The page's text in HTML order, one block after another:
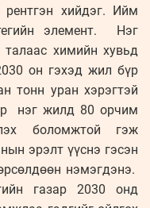
рентгэн хийдэг. Ийм
элемент. Нэг
талаас химийн хувьд
он гэхэд жил бүр
тонн уран хэрэгтэй
нэг жилд 80 орчим
боломжтой гэж
эрэлт үүснэ гэсэн
нэмэгдэнэ.
газар 2030 онд